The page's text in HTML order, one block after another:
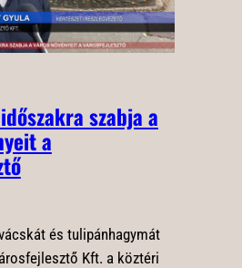
szabja a
a
és tulipánhagymát
Kft. a köztéri